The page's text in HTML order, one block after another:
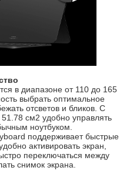
в диапазоне от 110 до 165
выбрать оптимальное
отсветов и бликов. С
см2 удобно управлять
ноутбуком.
поддерживает быстрые
активировать экран,
переключаться между
снимок экрана.